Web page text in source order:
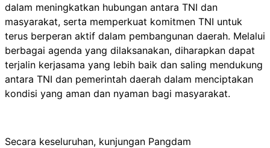
dalam meningkatkan hubungan antara TNI dan
masyarakat, serta memperkuat komitmen TNI untuk
terus berperan aktif dalam pembangunan daerah. Melalui
berbagai agenda yang dilaksanakan, diharapkan dapat
terjalin kerjasama yang lebih baik dan saling mendukung
antara TNI dan pemerintah daerah dalam menciptakan
kondisi yang aman dan nyaman bagi masyarakat.
Secara keseluruhan, kunjungan Pangdam